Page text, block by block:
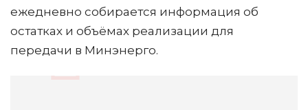
ежедневно собирается информация об
остатках и объёмах реализации для
передачи в Минэнерго.